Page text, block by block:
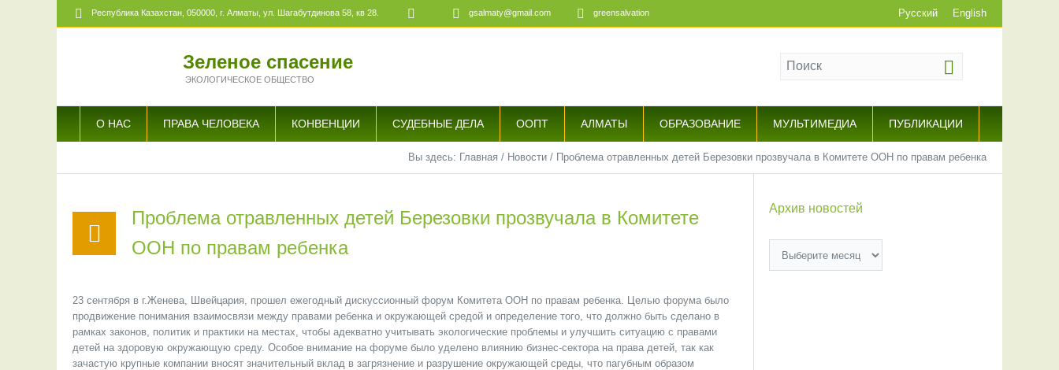
Русский English
Республика Казахстан, 050000, г. Алматы, ул. Шагабутдинова 58, кв 28. gsalmaty@gmail.com greensalvation
Зеленое спасение
ЭКОЛОГИЧЕСКОЕ ОБЩЕСТВО
О НАС ПРАВА ЧЕЛОВЕКА КОНВЕНЦИИ СУДЕБНЫЕ ДЕЛА ООПТ АЛМАТЫ ОБРАЗОВАНИЕ МУЛЬТИМЕДИА ПУБЛИКАЦИИ
Вы здесь: Главная / Новости / Проблема отравленных детей Березовки прозвучала в Комитете ООН по правам ребенка
Проблема отравленных детей Березовки прозвучала в Комитете
ООН по правам ребенка
23 сентября в г.Женева, Швейцария, прошел ежегодный дискуссионный форум Комитета ООН по правам ребенка. Целью форума было
продвижение понимания взаимосвязи между правами ребенка и окружающей средой и определение того, что должно быть сделано в
рамках законов, политик и практики на местах, чтобы адекватно учитывать экологические проблемы и улучшить ситуацию с правами
детей на здоровую окружающую среду. Особое внимание на форуме было уделено влиянию бизнес-сектора на права детей, так как
зачастую крупные компании вносят значительный вклад в загрязнение и разрушение окружающей среды, что пагубным образом
Архив новостей
новостей